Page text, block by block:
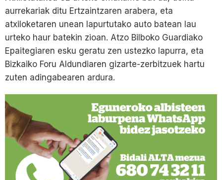
aurrekariak ditu Ertzaintzaren arabera, eta
atxiloketaren unean lapurtutako auto batean lau
urteko haur batekin zioan. Atzo Bilboko Guardiako
Epaitegiaren esku geratu zen ustezko lapurra, eta
Bizkaiko Foru Aldundiaren gizarte-zerbitzuek hartu
zuten adingabearen ardura.